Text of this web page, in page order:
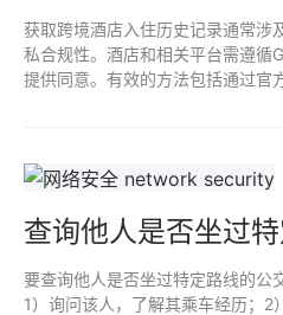
获取跨境酒店入住历史记录通常涉
私合规性。酒店和相关平台需遵循
提供同意。有效的方法包括通过官
查询他人是否坐过
要查询他人是否坐过特定路线的公
1）询问该人，了解其乘车经历；